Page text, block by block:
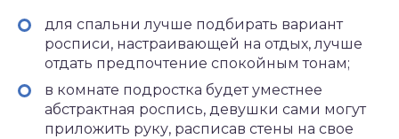
для спальни лучше подбирать вариант
росписи, настраивающей на отдых, лучше
отдать предпочтение спокойным тонам;
в комнате подростка будет уместнее
абстрактная роспись, девушки сами могут
приложить руку, расписав стены на свое